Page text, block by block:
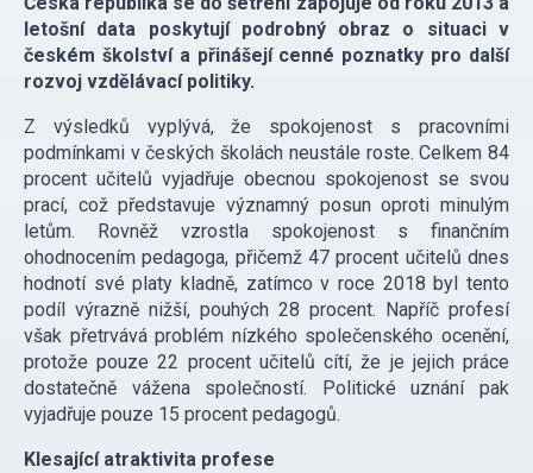
letošní data poskytují podrobný obraz o situaci v
českém školství a přinášejí cenné poznatky pro další
rozvoj vzdělávací politiky.
Z výsledků vyplývá, že spokojenost s pracovními
podmínkami v českých školách neustále roste. Celkem 84
procent učitelů vyjadřuje obecnou spokojenost se svou
prací, což představuje významný posun oproti minulým
letům. Rovněž vzrostla spokojenost s finančním
ohodnocením pedagoga, přičemž 47 procent učitelů dnes
hodnotí své platy kladně, zatímco v roce 2018 byl tento
podíl výrazně nižší, pouhých 28 procent. Napříč profesí
však přetrvává problém nízkého společenského ocenění,
protože pouze 22 procent učitelů cítí, že je jejich práce
dostatečně vážena společností. Politické uznání pak
vyjadřuje pouze 15 procent pedagogů.
Klesající atraktivita profese